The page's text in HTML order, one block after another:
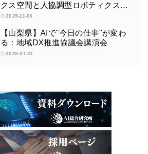
クス空間と人協調型ロボティクスの
未来：筑波大学サイバニクス研究セ
2025-11-06
【山梨県】AIで"今日の仕事"が変わ
る：地域DX推進協議会講演会
2026-01-21